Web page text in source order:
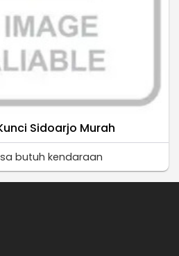
Sidoarjo Murah
butuh kendaraan